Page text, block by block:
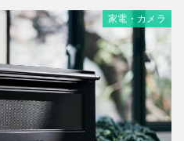
家電・カメラ